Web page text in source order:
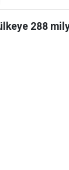
288